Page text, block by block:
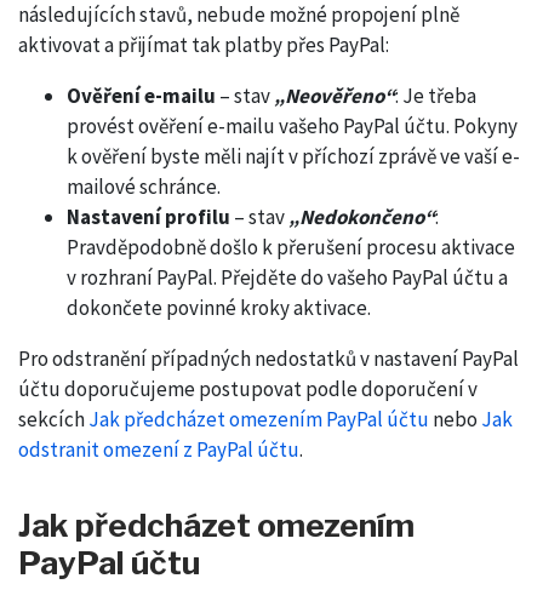
následujících stavů, nebude možné propojení plně
aktivovat a přijímat tak platby přes PayPal:
Ověření e-mailu – stav„Neověřeno“: Je třeba
provést ověření e-mailu vašeho PayPal účtu. Pokyny
k ověření byste měli najít v příchozí zprávě ve vaší e-
mailové schránce.
Nastavení profilu – stav„Nedokončeno“:
Pravděpodobně došlo k přerušení procesu aktivace
v rozhraní PayPal. Přejděte do vašeho PayPal účtu a
dokončete povinné kroky aktivace.
Pro odstranění případných nedostatků v nastavení PayPal
účtu doporučujeme postupovat podle doporučení v
sekcíchJak předcházet omezením PayPal účtu nebo Jak
odstranit omezení z PayPal účtu.
Jak předcházet omezením
PayPal účtu